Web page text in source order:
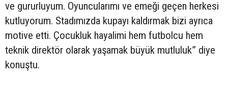
ve gururluyum. Oyuncularımı ve emeği geçen herkesi
kutluyorum. Stadımızda kupayı kaldırmak bizi ayrıca
motive etti. Çocukluk hayalimi hem futbolcu hem
teknik direktör olarak yaşamak büyük mutluluk” diye
konuştu.